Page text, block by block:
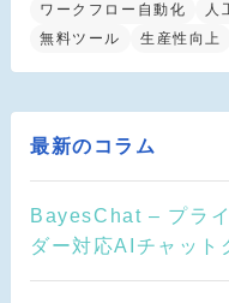
ワークフロー自動化
人
無料ツール
生産性向上
最新のコラム
BayesChat – プラ
ダー対応AIチャット